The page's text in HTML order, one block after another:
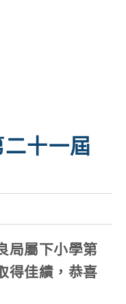
十一屆
局屬下小學第
得佳績，恭喜